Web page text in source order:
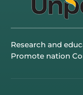
Research and
Promote nation